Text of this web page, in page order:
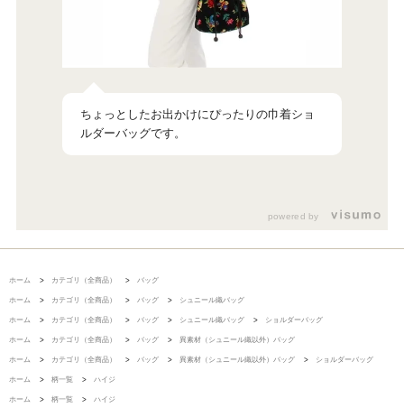
ちょっとしたお出かけにぴったりの巾着ショ
ルダーバッグです。
powered by
ホーム > カテゴリ（全商品） > バッグ
ホーム > カテゴリ（全商品） > バッグ > シュニール織バッグ
ホーム > カテゴリ（全商品） > バッグ > シュニール織バッグ > ショルダーバッグ
ホーム > カテゴリ（全商品） > バッグ > 異素材（シュニール織以外）バッグ
ホーム > カテゴリ（全商品） > バッグ > 異素材（シュニール織以外）バッグ > ショルダーバッグ
ホーム > 柄一覧 > ハイジ
ホーム > 柄一覧 > ハイジ